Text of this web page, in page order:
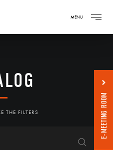
MENU
THE FILTERS E-MEETING ROOM